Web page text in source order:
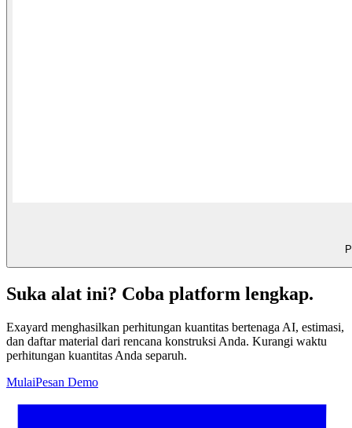
Suka alat ini? Coba platform lengkap.
Exayard menghasilkan perhitungan kuantitas bertenaga AI, estimasi,
dan daftar material dari rencana konstruksi Anda. Kurangi waktu
perhitungan kuantitas Anda separuh.
MulaiPesan Demo